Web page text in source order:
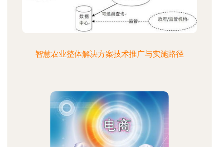
智慧农业整体解决方案技术推广与实施路径